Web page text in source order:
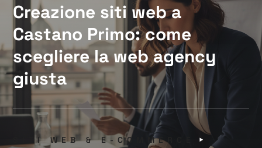
Creazione siti web a
Castano Primo: come
scegliere la web agency
giusta
SITI WEB & E-COMMERCE